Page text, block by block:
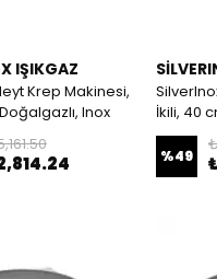
IŞIKGAZ
Krep Makinesi,
Inox
İkili, 40
%49